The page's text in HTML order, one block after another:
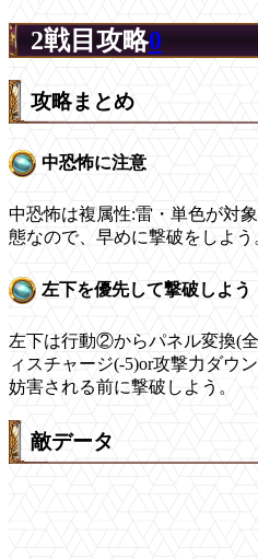
2戦目攻略0
攻略まとめ
中恐怖に注意
中恐怖は複属性:雷・単色が対
態なので、早めに撃破をしよう
左下を優先して撃破しよう
左下は行動②からパネル変換(
ィスチャージ(-5)or攻撃力ダウ
妨害される前に撃破しよう。
敵データ